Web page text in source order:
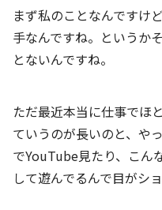
まず私のことなんですけ
手なんですね。というか
とないんですね。
ただ最近本当に仕事でほ
ていうのが長いのと、や
でYouTube見たり、こん
して遊んでるんで目がシ